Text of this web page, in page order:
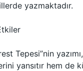
yazmaktadır.
Tepesi”nin
yansıtır hem de